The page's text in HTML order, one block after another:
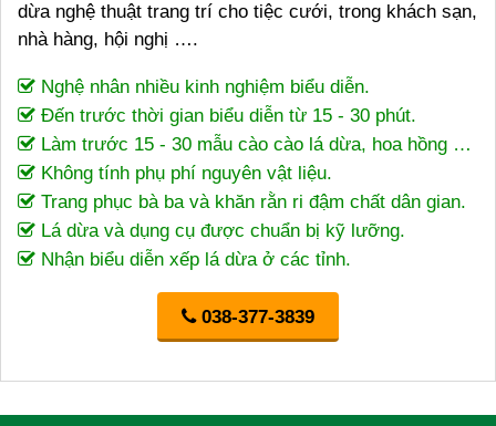
dừa nghệ thuật trang trí cho tiệc cưới, trong khách sạn,
nhà hàng, hội nghị ….
Nghệ nhân nhiều kinh nghiệm biểu diễn.
Đến trước thời gian biểu diễn từ 15 - 30 phút.
Làm trước 15 - 30 mẫu cào cào lá dừa, hoa hồng …
Không tính phụ phí nguyên vật liệu.
Trang phục bà ba và khăn rằn ri đậm chất dân gian.
Lá dừa và dụng cụ được chuẩn bị kỹ lưỡng.
Nhận biểu diễn xếp lá dừa ở các tỉnh.
038-377-3839